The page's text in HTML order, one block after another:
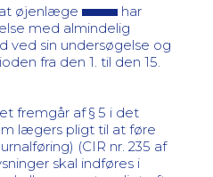
øjenlæge
har
med almindelig
ved sin undersøgelse og
fra den 1. til den 15.
fremgår af § 5 i det
lægers pligt til at føre
(CIR nr. 235 af
skal indføres i